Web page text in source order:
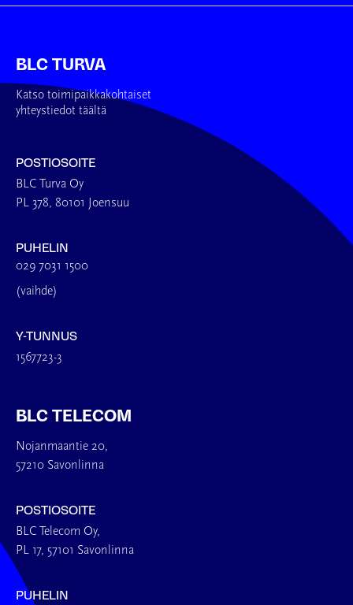
BLC TURVA
Katso toimipaikkakohtaiset
yhteystiedot täältä
POSTIOSOITE
BLC Turva Oy
PL 378, 80101 Joensuu
PUHELIN
029 7031 1500
(vaihde)
Y-TUNNUS
1567723-3
BLC TELECOM
Nojanmaantie 20,
57210 Savonlinna
POSTIOSOITE
BLC Telecom Oy,
PL 17, 57101 Savonlinna
PUHELIN